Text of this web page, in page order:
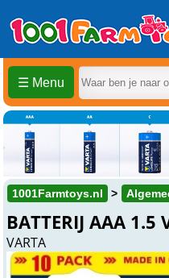
☰ Menu
1001Farmtoys.nl
BATTERIJ AAA
VARTA